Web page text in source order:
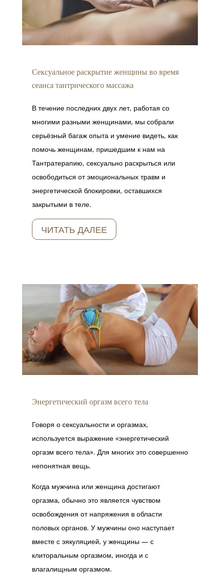
Сексуальное раскрытие женщины во время
сеанса тантрического массажа
В течение последних двух лет, работая со
многими разными женщинами, мы собрали
серьёзный багаж опыта и умение видеть, как
помочь женщинам, пришедшим к нам на
Тантратерапию, сексуально раскрыться или
освободиться от эмоциональных травм и
энергетической блокировки, оставшихся
закрытыми в теле.
ЧИТАТЬ ДАЛЕЕ
Энергетический оргазм всего тела
Говоря о сексуальности и оргазмах,
используется выражение «энергетический
оргазм всего тела». Для многих это совершенно
непонятная вещь.
Когда мужчина или женщина достигают
оргазма, обычно это является чувством
освобождения от напряжения в области
половых органов. У мужчины оно наступает
вместе с эякуляцией, у женщины — с
клиторальным оргазмом, иногда и с
влагалищным оргазмом.